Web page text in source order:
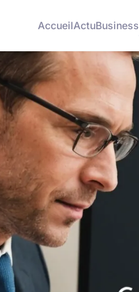
AccueilActuBusiness